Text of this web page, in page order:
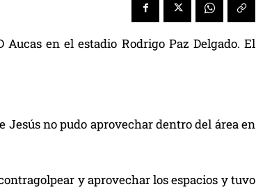
en el estadio Rodrigo Paz Delgado. El
no pudo aprovechar dentro del área en
y aprovechar los espacios y tuvo